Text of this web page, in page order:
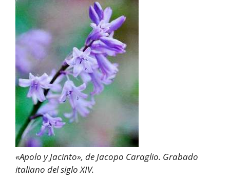
«Apolo y Jacinto», de Jacopo Caraglio. Grabado
italiano del siglo XIV.